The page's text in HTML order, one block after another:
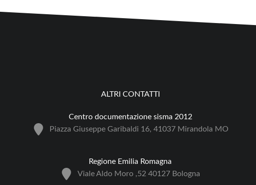
ALTRI CONTATTI
Centro documentazione sisma 2012
Piazza Giuseppe Garibaldi 16, 41037 Mirandola MO
Regione Emilia Romagna
Viale Aldo Moro ,52 40127 Bologna